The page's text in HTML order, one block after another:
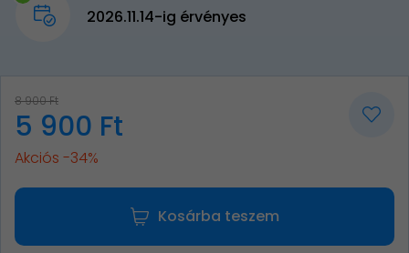
2026.11.14-ig érvényes
8 900 Ft
5 900 Ft
Akciós -34%
Kosárba teszem